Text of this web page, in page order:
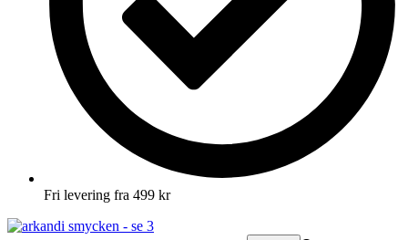
Fri levering fra 499 kr